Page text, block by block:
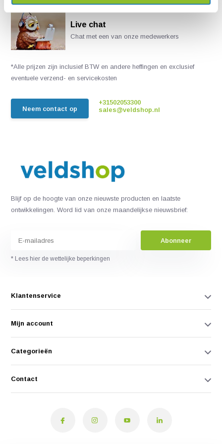
Live chat
Chat met een van onze medewerkers
*Alle prijzen zijn inclusief BTW en andere heffingen en exclusief
eventuele verzend- en servicekosten
Neem contact op
+31502053300
sales@veldshop.nl
Blijf op de hoogte van onze nieuwste producten en laatste
ontwikkelingen. Word lid van onze maandelijkse nieuwsbrief:
Abonneer
* Lees hier de wettelijke beperkingen
Klantenservice
Mijn account
Categorieën
Contact